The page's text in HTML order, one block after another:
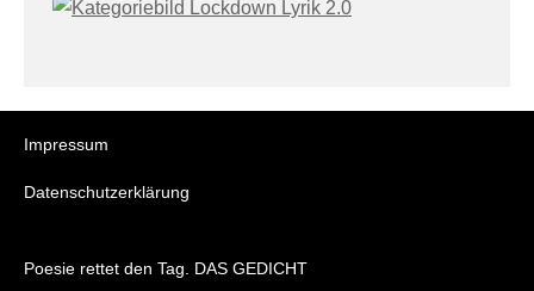
Impressum
Datenschutzerklärung
Poesie rettet den Tag. DAS GEDICHT